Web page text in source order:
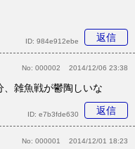
返信
ID: 984e912ebe
No: 000002 2014/12/06 23:38
雑魚戦が鬱陶しいな
返信
ID: e7b3fde630
No: 000001 2014/12/01 18:23